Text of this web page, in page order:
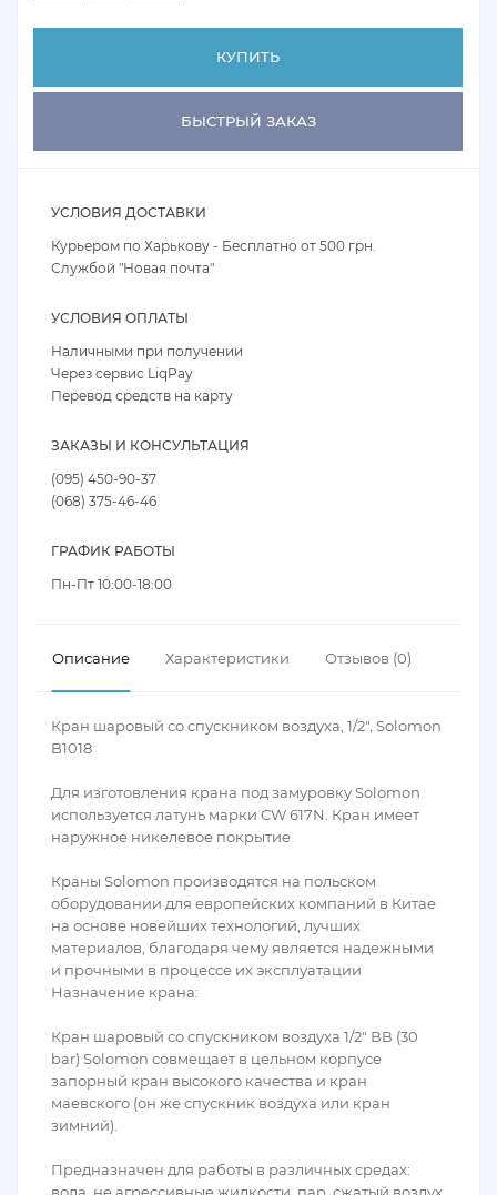
КУПИТЬ
БЫСТРЫЙ ЗАКАЗ
УСЛОВИЯ ДОСТАВКИ
Курьером по Харькову - Бесплатно от 500 грн.
Службой "Новая почта"
УСЛОВИЯ ОПЛАТЫ
Наличными при получении
Через сервис LiqPay
Перевод средств на карту
ЗАКАЗЫ И КОНСУЛЬТАЦИЯ
(095) 450-90-37
(068) 375-46-46
ГРАФИК РАБОТЫ
Пн-Пт 10:00-18:00
Описание Характеристики Отзывов (0)
Кран шаровый со спускником воздуха, 1/2", Solomon
B1018
Для изготовления крана под замуровку Solomon
используется латунь марки CW 617N. Кран имеет
наружное никелевое покрытие
Краны Solomon производятся на польском
оборудовании для европейских компаний в Китае
на основе новейших технологий, лучших
материалов, благодаря чему является надежными
и прочными в процессе их эксплуатации
Назначение крана:
Кран шаровый со спускником воздуха 1/2" ВВ (30
bar) Solomon совмещает в цельном корпусе
запорный кран высокого качества и кран
маевского (он же спускник воздуха или кран
зимний).
Предназначен для работы в различных средах: